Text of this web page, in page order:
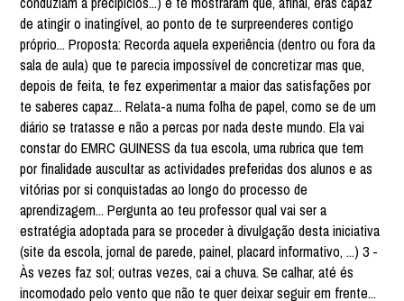
de atingir o inatingível, ao ponto de te surpreenderes contigo
próprio... Proposta: Recorda aquela experiência (dentro ou fora da
sala de aula) que te parecia impossível de concretizar mas que,
depois de feita, te fez experimentar a maior das satisfações por
te saberes capaz... Relata-a numa folha de papel, como se de um
diário se tratasse e não a percas por nada deste mundo. Ela vai
constar do EMRC GUINESS da tua escola, uma rubrica que tem
por finalidade auscultar as actividades preferidas dos alunos e as
vitórias por si conquistadas ao longo do processo de
aprendizagem... Pergunta ao teu professor qual vai ser a
estratégia adoptada para se proceder à divulgação desta iniciativa
(site da escola, jornal de parede, painel, placard informativo, ...) 3 -
Às vezes faz sol; outras vezes, cai a chuva. Se calhar, até és
incomodado pelo vento que não te quer deixar seguir em frente...